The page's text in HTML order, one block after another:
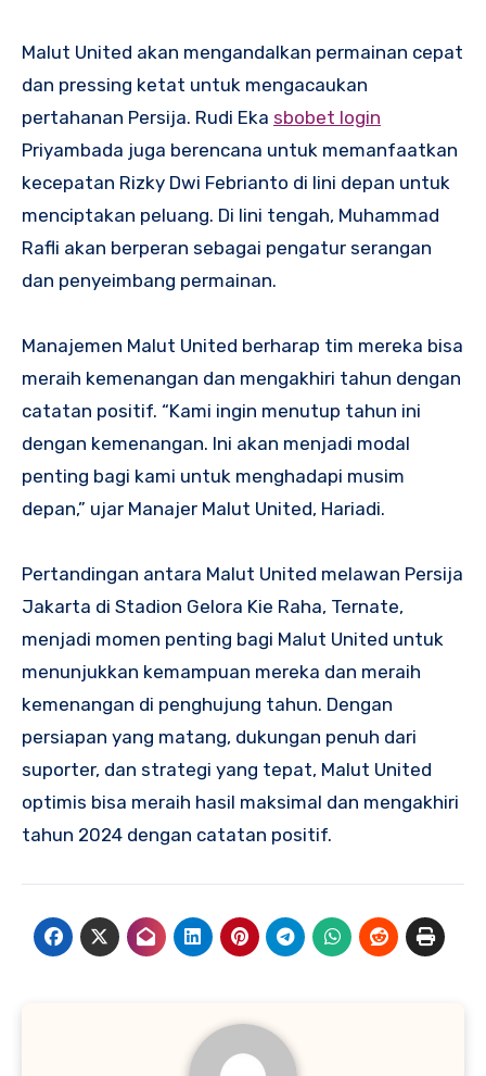
Malut United akan mengandalkan permainan cepat
dan pressing ketat untuk mengacaukan
pertahanan Persija. Rudi Eka sbobet login
Priyambada juga berencana untuk memanfaatkan
kecepatan Rizky Dwi Febrianto di lini depan untuk
menciptakan peluang. Di lini tengah, Muhammad
Rafli akan berperan sebagai pengatur serangan
dan penyeimbang permainan.
Manajemen Malut United berharap tim mereka bisa
meraih kemenangan dan mengakhiri tahun dengan
catatan positif. “Kami ingin menutup tahun ini
dengan kemenangan. Ini akan menjadi modal
penting bagi kami untuk menghadapi musim
depan,” ujar Manajer Malut United, Hariadi.
Pertandingan antara Malut United melawan Persija
Jakarta di Stadion Gelora Kie Raha, Ternate,
menjadi momen penting bagi Malut United untuk
menunjukkan kemampuan mereka dan meraih
kemenangan di penghujung tahun. Dengan
persiapan yang matang, dukungan penuh dari
suporter, dan strategi yang tepat, Malut United
optimis bisa meraih hasil maksimal dan mengakhiri
tahun 2024 dengan catatan positif.